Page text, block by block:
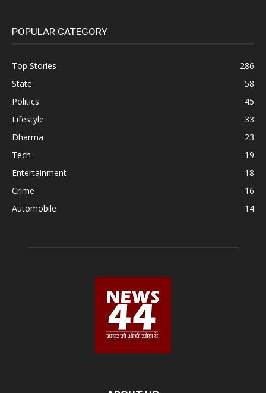
POPULAR CATEGORY
Top Stories
286
State
58
Politics
45
Lifestyle
33
Dharma
23
Tech
19
Entertainment
18
Crime
16
Automobile
14